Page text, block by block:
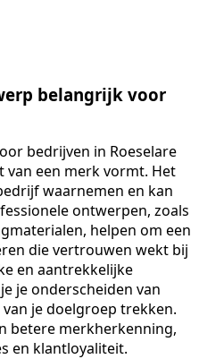
belangrijk voor
bedrijven in Roeselare
een merk vormt. Het
waarnemen en kan
ontwerpen, zoals
helpen om een
die vertrouwen wekt bij
en aantrekkelijke
je onderscheiden van
je doelgroep trekken.
betere merkherkenning,
en klantloyaliteit.